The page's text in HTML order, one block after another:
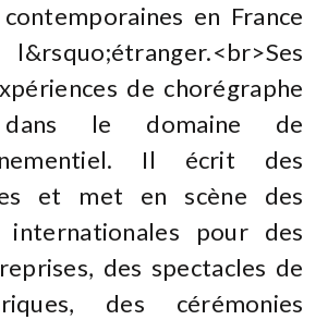
en France
de chorégraphe
le domaine de
Il écrit des
et met en scène des
internationales pour des
des spectacles de
des cérémonies